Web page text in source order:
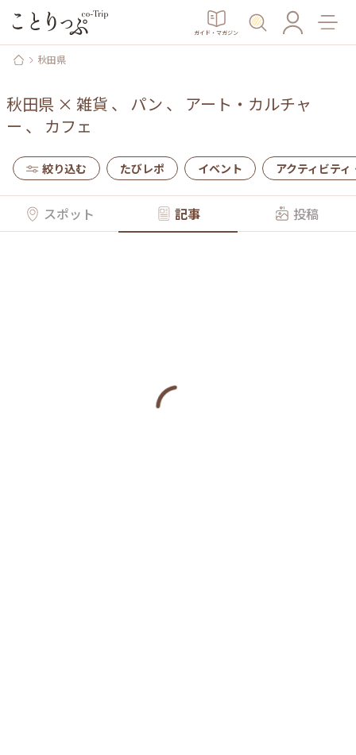
ガイド・マガジン
秋田県
秋田県 × 雑貨 、 パン 、 アート・カルチャ
ー 、 カフェ
絞り込む たびレポ イベント アクティビティ
スポット 記事 投稿